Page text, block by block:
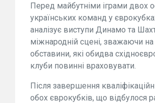
Перед майбутніми іграми двох
українських команд у
аналізує виступи Динамо та
міжнародній сцені, зважаючи на
обставини, які обидва
клуби повинні враховувати.
Після завершення
обох єврокубків, що відбулося